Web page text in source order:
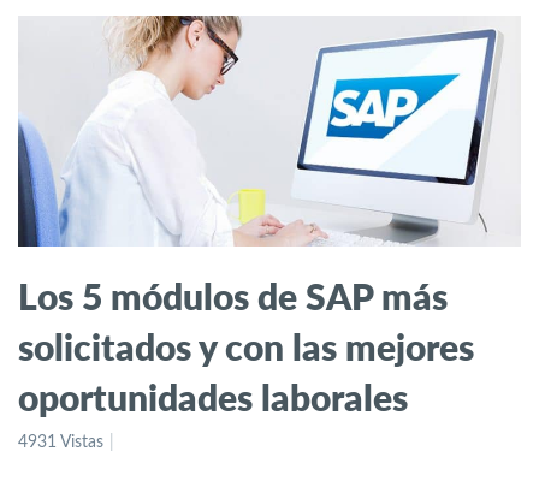
Los 5 módulos de SAP más
solicitados y con las mejores
oportunidades laborales
4931 Vistas